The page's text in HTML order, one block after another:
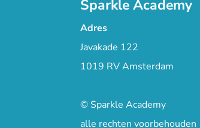
Sparkle Academy
Adres
Javakade 122
1019 RV Amsterdam
© Sparkle Academy
alle rechten voorbehouden